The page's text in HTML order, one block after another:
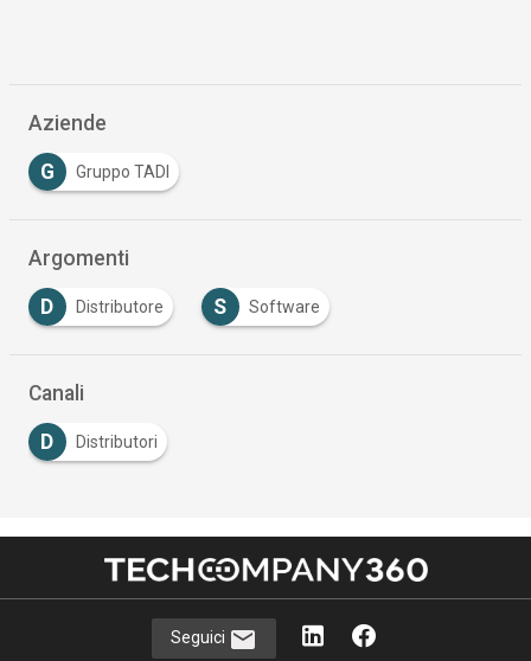
Aziende
G Gruppo TADI
Argomenti
D Distributore S Software
Canali
D Distributori
Seguici